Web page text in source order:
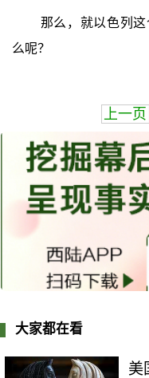
那么，就以色列
么呢？
上一页
大家都在看
美